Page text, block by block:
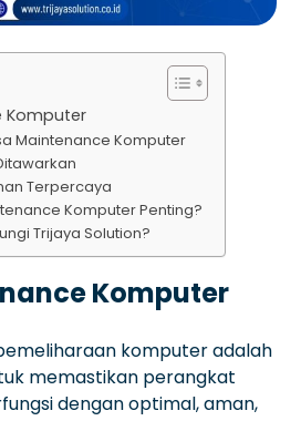
Komputer
Maintenance Komputer
Terpercaya
Komputer Penting?
Trijaya Solution?
Komputer
komputer adalah
memastikan perangkat
dengan optimal, aman,